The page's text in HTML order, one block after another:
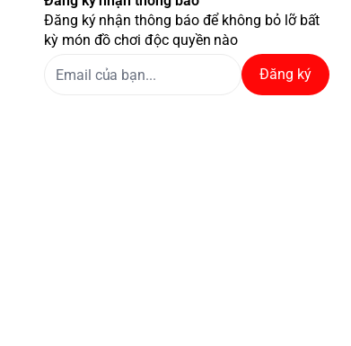
Đăng ký nhận thông báo để không bỏ lỡ bất
kỳ món đồ chơi độc quyền nào
Đăng ký